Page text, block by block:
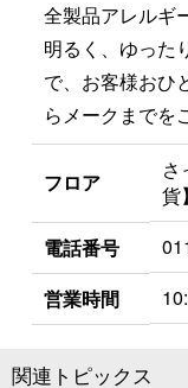
全製品アレルギ
明るく、ゆった
で、お客様おひ
らメークまでを
フロア
さ
貨
電話番号
営業時間
関連トピックス